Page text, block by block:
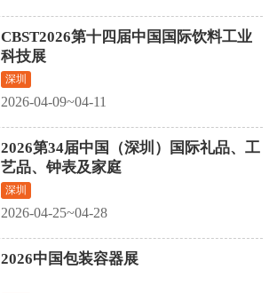
CBST2026第十四届中国国际饮料工业
科技展
深圳
2026-04-09~04-11
2026第34届中国（深圳）国际礼品、工
艺品、钟表及家庭
深圳
2026-04-25~04-28
2026中国包装容器展